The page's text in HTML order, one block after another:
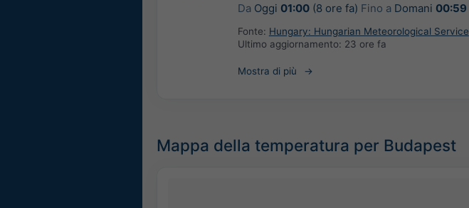
Da Oggi 01:00(8 ore fa) Fino a Domani 00:59
Fonte: Hungary: Hungarian Meteorological Service
Ultimo aggiornamento: 23 ore fa
Mostra di più
Mappa della temperatura per Budapest